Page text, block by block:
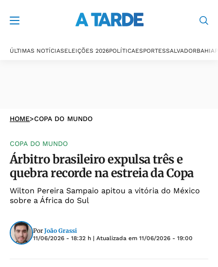
ÚLTIMAS NOTÍCIASELEIÇÕES 2026POLÍTICAESPORTESSALVADORBAHIA
HOME>COPA DO MUNDO
COPA DO MUNDO
Árbitro brasileiro expulsa três e
quebra recorde na estreia da Copa
Wilton Pereira Sampaio apitou a vitória do México
sobre a África do Sul
Por João Grassi
11/06/2026 - 18:32 h | Atualizada em 11/06/2026 - 19:00